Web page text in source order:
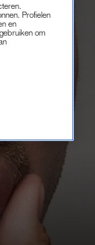
Profielen
en
om